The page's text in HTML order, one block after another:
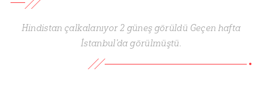
Hindistan çalkalanıyor 2 güneş görüldü Geçen hafta
İstanbul'da görülmüştü.